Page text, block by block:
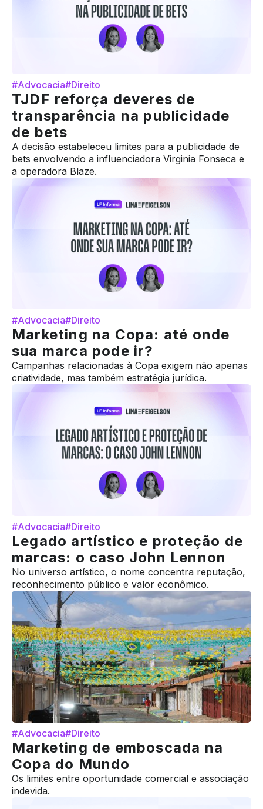
#Advocacia#Direito
TJDF reforça deveres de
transparência na publicidade
de bets
A decisão estabeleceu limites para a publicidade de
bets envolvendo a influenciadora Virginia Fonseca e
a operadora Blaze.
#Advocacia#Direito
Marketing na Copa: até onde
sua marca pode ir?
Campanhas relacionadas à Copa exigem não apenas
criatividade, mas também estratégia jurídica.
#Advocacia#Direito
Legado artístico e proteção de
marcas: o caso John Lennon
No universo artístico, o nome concentra reputação,
reconhecimento público e valor econômico.
#Advocacia#Direito
Marketing de emboscada na
Copa do Mundo
Os limites entre oportunidade comercial e associação
indevida.